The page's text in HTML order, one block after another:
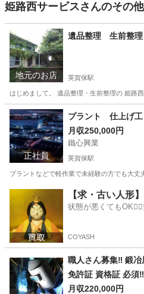
姫路西サービスさんのその
地元のお店
遺品整理 生前整
英賀保駅
はじめまして。 遺品整理・生前整理の 姫路
兵庫 姫路市 英賀保駅 遺品整理
正社員
プラント 仕上げ
月収250,000円
鐵心興業
英賀保駅
プラントなどで軽作業で未経験の方でも大
英賀保駅 鳶職
【求・古い人形
状態が悪くても
COYASH
職人さん募集‼️ 鍛
免許証 資格証 必須‼️
月収220,000円